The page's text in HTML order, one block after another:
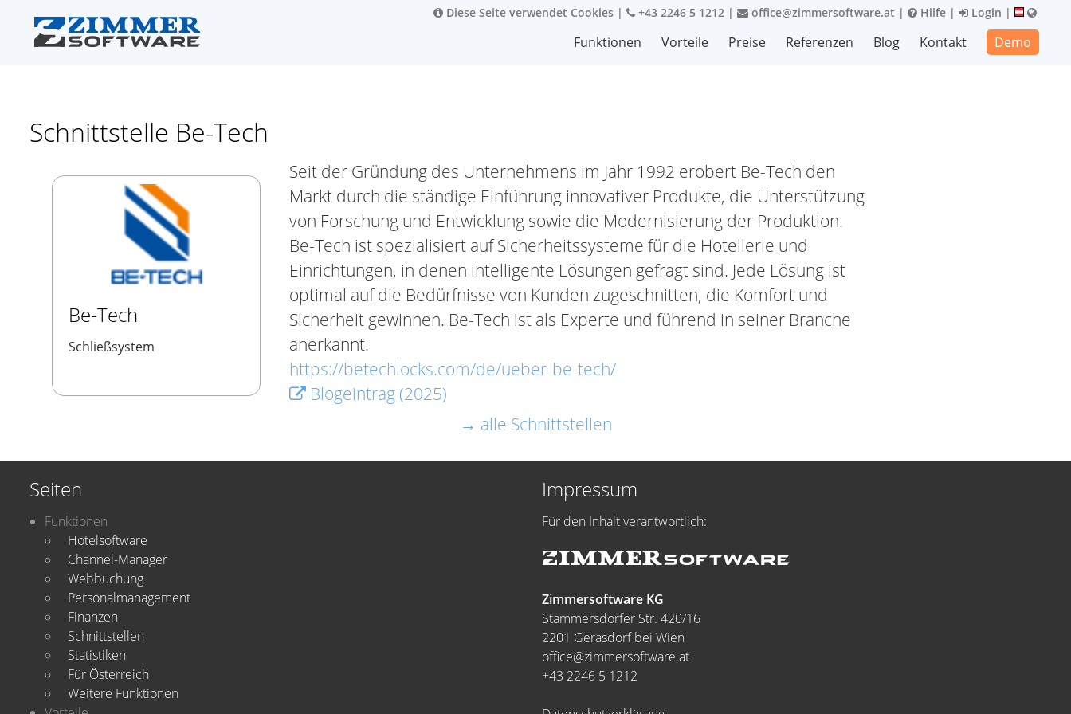
Diese Seite verwendet Cookies | +43 2246 5 1212 | office@zimmersoftware.at | Hilfe | Login |
Funktionen Vorteile Preise Referenzen Blog Kontakt Demo
Schnittstelle Be-Tech
Be-Tech
Schließsystem
Seit der Gründung des Unternehmens im Jahr 1992 erobert Be-Tech den
Markt durch die ständige Einführung innovativer Produkte, die Unterstützung
von Forschung und Entwicklung sowie die Modernisierung der Produktion.
Be-Tech ist spezialisiert auf Sicherheitssysteme für die Hotellerie und
Einrichtungen, in denen intelligente Lösungen gefragt sind. Jede Lösung ist
optimal auf die Bedürfnisse von Kunden zugeschnitten, die Komfort und
Sicherheit gewinnen. Be-Tech ist als Experte und führend in seiner Branche
anerkannt.
https://betechlocks.com/de/ueber-be-tech/
Blogeintrag (2025)
→ alle Schnittstellen
Seiten
Funktionen
Hotelsoftware
Channel-Manager
Webbuchung
Personalmanagement
Finanzen
Schnittstellen
Statistiken
Für Österreich
Weitere Funktionen
Impressum
Für den Inhalt verantwortlich:
Zimmersoftware KG
Stammersdorfer Str. 420/16
2201 Gerasdorf bei Wien
office@zimmersoftware.at
+43 2246 5 1212